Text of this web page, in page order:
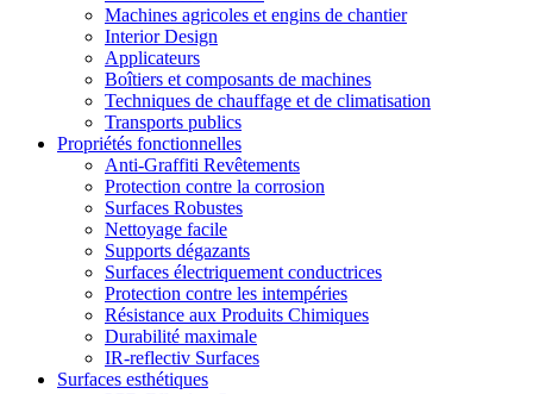
Machines agricoles et engins de chantier
Interior Design
Applicateurs
Boîtiers et composants de machines
Techniques de chauffage et de climatisation
Transports publics
Propriétés fonctionnelles
Anti-Graffiti Revêtements
Protection contre la corrosion
Surfaces Robustes
Nettoyage facile
Supports dégazants
Surfaces électriquement conductrices
Protection contre les intempéries
Résistance aux Produits Chimiques
Durabilité maximale
IR-reflectiv Surfaces
Surfaces esthétiques